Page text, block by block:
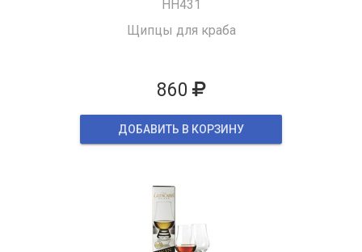
HH431
Щипцы для краба
860
ДОБАВИТЬ В КОРЗИНУ